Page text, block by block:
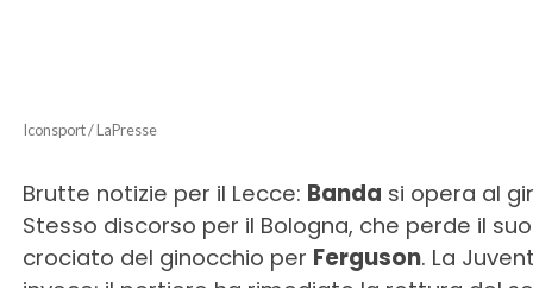
Iconsport / LaPresse
Brutte notizie per il Lecce: Banda si opera al
Stesso discorso per il Bologna, che perde il
crociato del ginocchio per Ferguson. La